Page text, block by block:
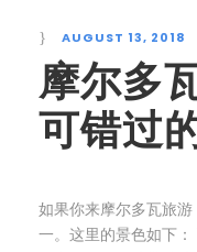
AUGUST 13, 2018
摩尔多
可错过
如果你来摩尔多瓦旅
一。这里的景色如下：